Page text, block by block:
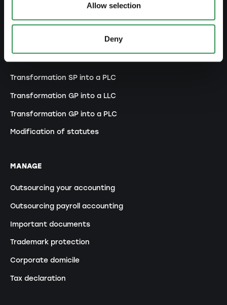
Allow selection
Deny
MODIFY
Changes commercial register
Transformation SP into a LLC
Transformation SP into a PLC
Transformation GP into a LLC
Transformation GP into a PLC
Modification of statutes
MANAGE
Outsourcing your accounting
Outsourcing payroll accounting
Important documents
Trademark protection
Corporate domicile
Tax declaration